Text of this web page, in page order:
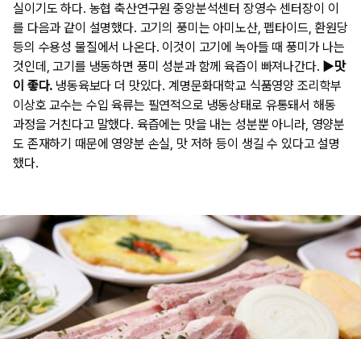
실이기도 하다. 농협 축산연구원 중앙분석센터 장영수 센터장이 이
를 다음과 같이 설명했다. 고기의 풍미는 아미노산, 펩타이드, 환원당
등의 수용성 물질에서 나온다. 이것이 고기에 녹아들 때 풍미가 나는
것인데, 고기를 냉동하면 풍미 성분과 함께 육즙이 빠져나간다. ▶맛
이 좋다. 냉동육보다 더 맛있다. 계명문화대학교 식품영양 조리학부
이상호 교수는 수입 육류는 필연적으로 냉동상태로 유통돼서 해동
과정을 거친다고 말했다. 육즙에는 맛을 내는 성분뿐 아니라, 영양분
도 존재하기 때문에 영양분 손실, 맛 저하 등이 생길 수 있다고 설명
했다.